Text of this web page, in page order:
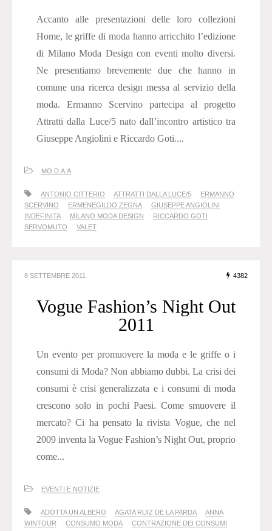
Accanto alle presentazioni delle loro collezioni
Home, le griffe di moda hanno arricchito l’edizione
di Milano Moda Design con eventi molto diversi.
Ne presentiamo brevemente due che hanno in
comune una ricerca design messa al servizio della
moda. Ermanno Scervino partecipa al progetto
Attratti dalla Luce/5 nato dall’incontro artistico tra
Giuseppe Angiolini e Riccardo Goti....
MO.D.A.A
ANTONIO CITTERIO ATTRATTI DALLA LUCE/5
ERMANNO
SCERVINO
ERMENEGILDO ZEGNA
GIUSEPPE ANGIOLINI
INDEFINITA
MILANO MODA DESIGN
RICCARDO GOTI
SERVOMUTO
VALET
8 SETTEMBRE 2011 4382
Vogue Fashion’s Night Out
2011
Un evento per promuovere la moda e le griffe o i
consumi di Moda? Non abbiamo dubbi. La crisi dei
consumi è crisi generalizzata e i consumi di moda
crescono solo in pochi Paesi. Come smuovere il
mercato? Ci ha pensato la rivista Vogue, che nel
2009 inventa la Vogue Fashion’s Night Out, proprio
come...
EVENTI E NOTIZIE
ADOTTA UN ALBERO AGATA RUIZ DE LA PARDA
ANNA
WINTOUR
CONSUMO MODA
CONTRAZIONE DEI CONSUMI